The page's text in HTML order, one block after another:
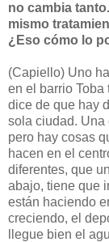
no cambia
mismo
¿Eso cómo lo
(Capiello) Uno
en el barrio Toba
dice de que hay
sola ciudad. Una
pero hay cosas
hacen en el
diferentes, que
abajo, tiene que
están haciendo
creciendo, el
llegue bien el